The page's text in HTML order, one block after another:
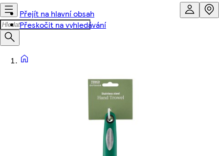
Přejít na hlavní obsah
Přeskočit na vyhledávání